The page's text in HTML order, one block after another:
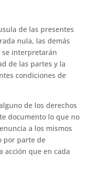
de las presentes
nula, las demás
se interpretarán
de las partes y la
condiciones de
de los derechos
documento lo que no
a los mismos
por parte de
acción que en cada